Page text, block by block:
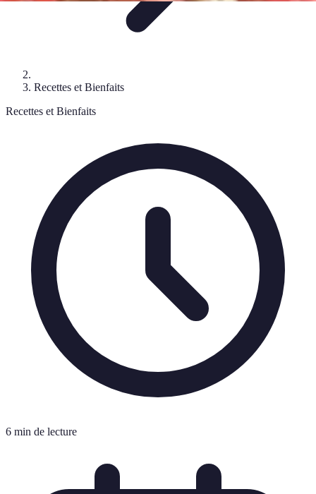
Recettes et Bienfaits
Recettes et Bienfaits
6 min de lecture